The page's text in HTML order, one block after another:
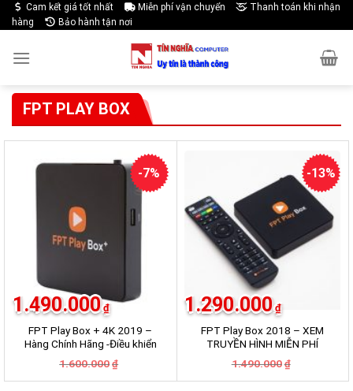
Skip
to
Cam kết giá tốt nhất Miễn phí vận chuyển
Thanh toán khi nhận
hàng
Bảo hành tận nơi
FPT PLAY BOX
-7%
FPT Play Box + 4K 2019 –
Hàng Chính Hãng -Điều khiển
tìm kiếm bằng giọng nói
1.600.000 ₫
là:
1.490.000 ₫
tại
-13%
FPT Play Box 2018 – XEM
TRUYỀN HÌNH MIỄN PHÍ
1.490.000 ₫
là:
1.290.000 ₫
tại